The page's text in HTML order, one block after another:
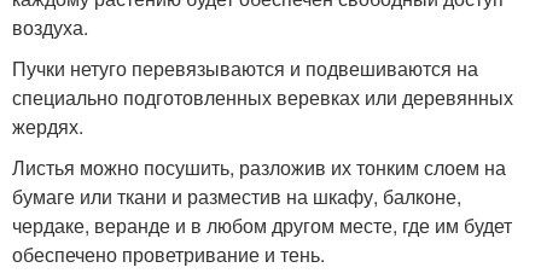
воздуха.
Пучки нетуго перевязываются и подвешиваются на
специально подготовленных веревках или деревянных
жердях.
Листья можно посушить, разложив их тонким слоем на
бумаге или ткани и разместив на шкафу, балконе,
чердаке, веранде и в любом другом месте, где им будет
обеспечено проветривание и тень.